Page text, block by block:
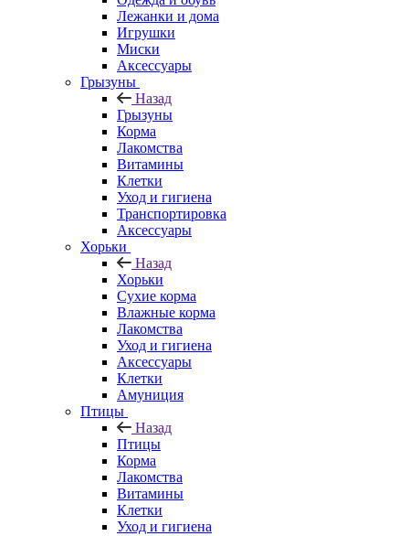
Лежанки и дома
Игрушки
Миски
Аксессуары
Грызуны
Назад
Грызуны
Корма
Лакомства
Витамины
Клетки
Уход и гигиена
Транспортировка
Аксессуары
Хорьки
Назад
Хорьки
Сухие корма
Влажные корма
Лакомства
Уход и гигиена
Аксессуары
Клетки
Амуниция
Птицы
Назад
Птицы
Корма
Лакомства
Витамины
Клетки
Уход и гигиена